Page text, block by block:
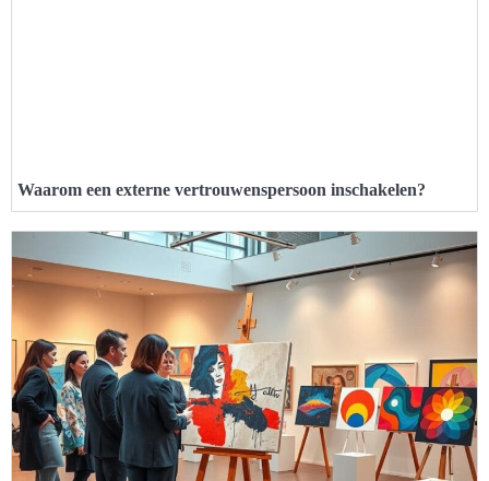
Waarom een externe vertrouwenspersoon inschakelen?